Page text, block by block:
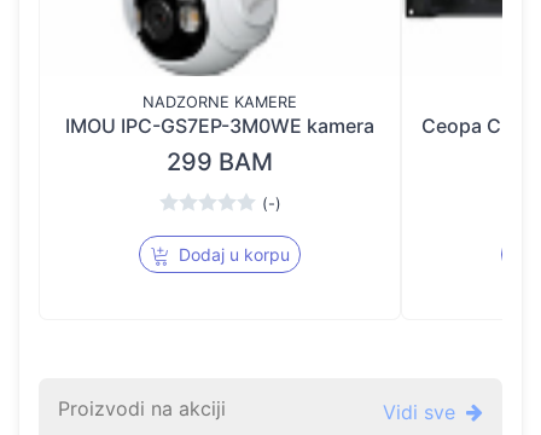
NADZORNE KAMERE
IMOU IPC-GS7EP-3M0WE kamera
299 BAM
(-)
Dodaj u korpu
Ceopa CE-
Proizvodi na akciji Vidi sve